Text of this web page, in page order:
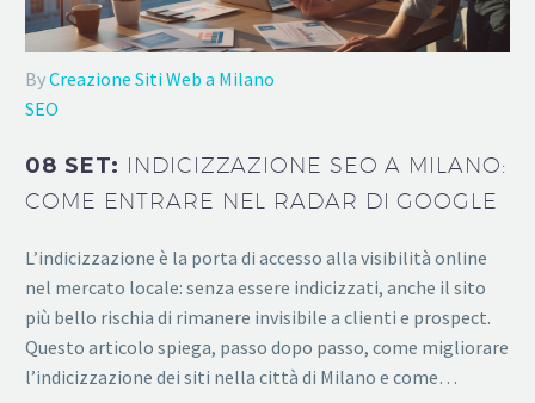
ByCreazione Siti Web a Milano
SEO
08 SET: INDICIZZAZIONE SEO A MILANO:
COME ENTRARE NEL RADAR DI GOOGLE
L’indicizzazione è la porta di accesso alla visibilità online
nel mercato locale: senza essere indicizzati, anche il sito
più bello rischia di rimanere invisibile a clienti e prospect.
Questo articolo spiega, passo dopo passo, come migliorare
l’indicizzazione dei siti nella città di Milano e come…